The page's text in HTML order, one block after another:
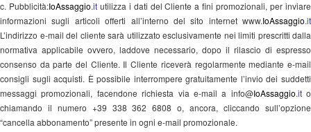
c. Pubblicità:IoAssaggio.it utilizza i dati del Cliente a fini promozionali, per inviare
informazioni sugli articoli offerti all’interno del sito internet www.IoAssaggio.it
L’indirizzo e-mail del cliente sarà utilizzato esclusivamente nei limiti prescritti dalla
normativa applicabile ovvero, laddove necessario, dopo il rilascio di espresso
consenso da parte del Cliente. Il Cliente riceverà regolarmente mediante e-mail
consigli sugli acquisti. È possibile interrompere gratuitamente l’invio dei suddetti
messaggi promozionali, facendone richiesta via e-mail a info@IoAssaggio.it o
chiamando il numero +39 338 362 6808 o, ancora, cliccando sull’opzione
“cancella abbonamento” presente in ogni e-mail promozionale.